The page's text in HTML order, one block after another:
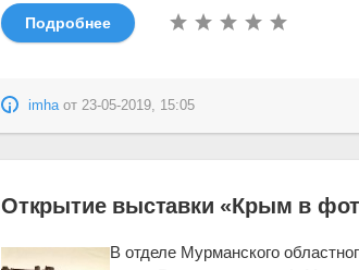
Подробнее
imhaот23-05-2019, 15:05
Открытие выставки «Крым в
В отделе Мурманского